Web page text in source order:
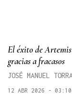
El éxito de
gracias a fracasos
JOSÉ MANUEL
12 ABR 2026 - 03:10